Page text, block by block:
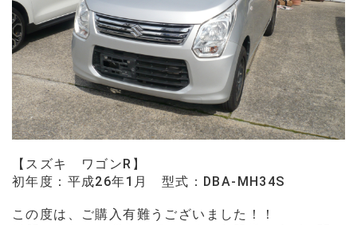
【スズキ ワゴンR】
初年度：平成26年1月 型式：DBA-MH34S
この度は、ご購入有難うございました！！